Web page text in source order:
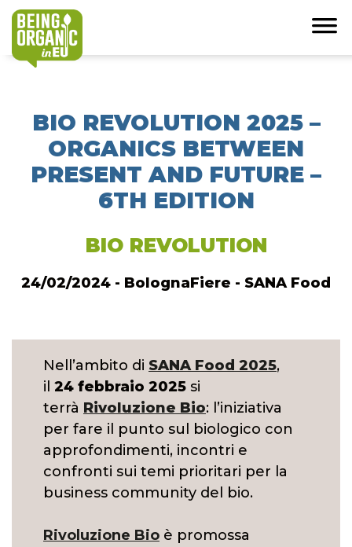
BIO REVOLUTION 2025 –
ORGANICS BETWEEN
PRESENT AND FUTURE –
6TH EDITION
BIO REVOLUTION
24/02/2024 - BolognaFiere - SANA Food
Nell’ambito di SANA Food 2025,
il 24 febbraio 2025 si
terrà Rivoluzione Bio: l’iniziativa
per fare il punto sul biologico con
approfondimenti, incontri e
confronti sui temi prioritari per la
business community del bio.
Rivoluzione Bio è promossa